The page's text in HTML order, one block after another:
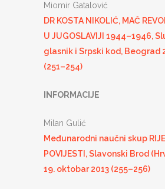
Miomir Gatalović
DR KOSTA NIKOLIĆ, MAČ
U JUGOSLAVIJI 1944–1946,
glasnik i Srpski kod, Beograd
(251–254)
INFORMACIJE
Milan Gulić
Međunarodni naučni skup
POVIJESTI, Slavonski Brod
19. oktobar 2013 (255–256)